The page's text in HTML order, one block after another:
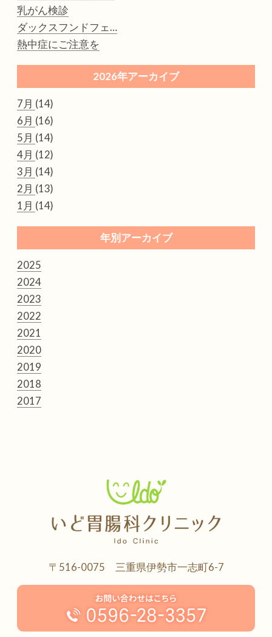
乳がん検診
ダックスフンドフェ…
熱中症にご注意を
2026年アーカイブ
7月 (14)
6月 (16)
5月 (14)
4月 (12)
3月 (14)
2月 (13)
1月 (14)
年別アーカイブ
2025
2024
2023
2022
2021
2020
2019
2018
2017
〒516-0075 三重県伊勢市一志町6-7